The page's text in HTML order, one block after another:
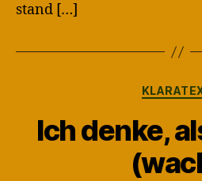
stand […]
Ich denke,